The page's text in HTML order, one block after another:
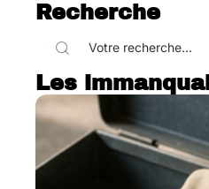
Recherche
Les